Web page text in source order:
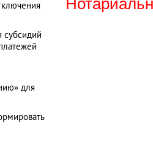
субсидий
для